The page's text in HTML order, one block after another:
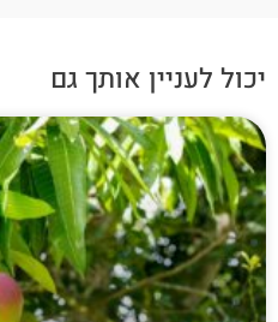
יכול לעניין אותך גם